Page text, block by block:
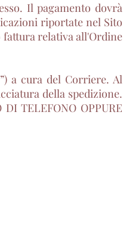
Il pagamento dovrà
riportate nel Sito
fattura relativa all'Ordine
a cura del Corriere. Al
della spedizione.
TELEFONO OPPURE